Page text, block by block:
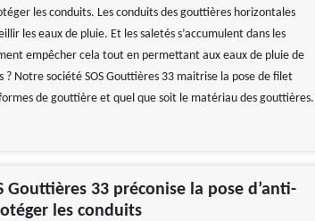
les conduits. Les conduits des gouttières horizontales
les eaux de pluie. Et les saletés s’accumulent dans les
empêcher cela tout en permettant aux eaux de pluie de
? Notre société SOS Gouttières 33 maitrise la pose de filet
de gouttière et quel que soit le matériau des gouttières.
Gouttières 33 préconise la pose d’anti-
les conduits